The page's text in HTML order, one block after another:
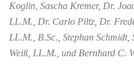
Koglin, Sascha Kremer, Dr.
LL.M., Dr. Carlo Piltz, Dr.
LL.M., B.Sc., Stephan Schmidt,
Weiß, LL.M., und Bernhard C.